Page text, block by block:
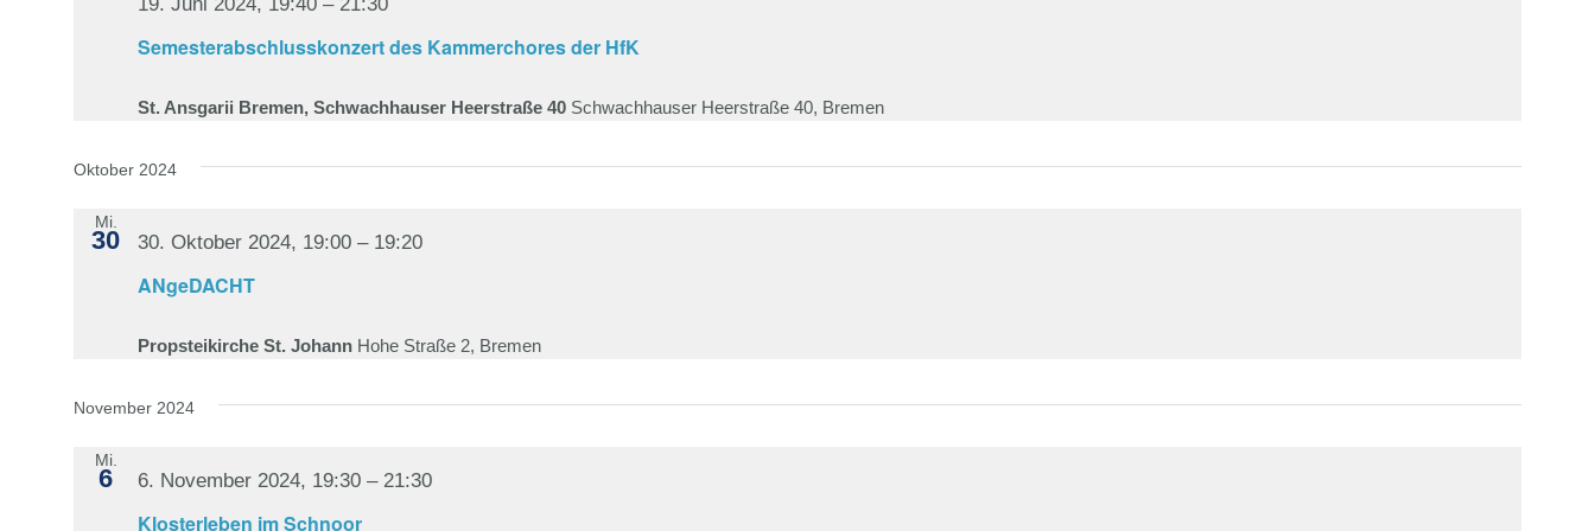
Semesterabschlusskonzert des Kammerchores der HfK
St. Ansgarii Bremen, Schwachhauser Heerstraße 40 Schwachhauser Heerstraße 40, Bremen
Oktober 2024
Mi.
30
ANgeDACHT
30. Oktober 2024, 19:00 – 19:20
Propsteikirche St. Johann Hohe Straße 2, Bremen
November 2024
Mi.
6
Klosterleben im Schnoor
6. November 2024, 19:30 – 21:30